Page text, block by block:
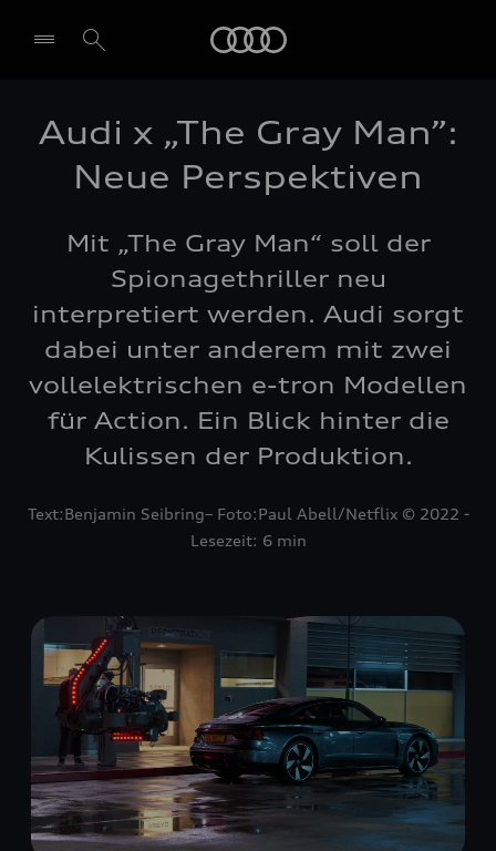
Audi x „The Gray Man”:
Neue Perspektiven
Mit „The Gray Man“ soll der
Spionagethriller neu
interpretiert werden. Audi sorgt
dabei unter anderem mit zwei
vollelektrischen e-tron Modellen
für Action. Ein Blick hinter die
Kulissen der Produktion.
Text:Benjamin Seibring– Foto:Paul Abell/Netflix © 2022 -
Lesezeit: 6 min